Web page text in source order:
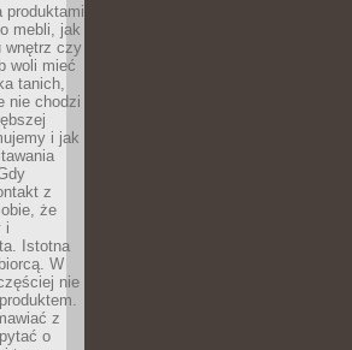
produktami
mebli, jak
wnętrz czy
woli mieć
tanich,
nie chodzi
i jak
z
że
i
Istotna
W
nie
z
o